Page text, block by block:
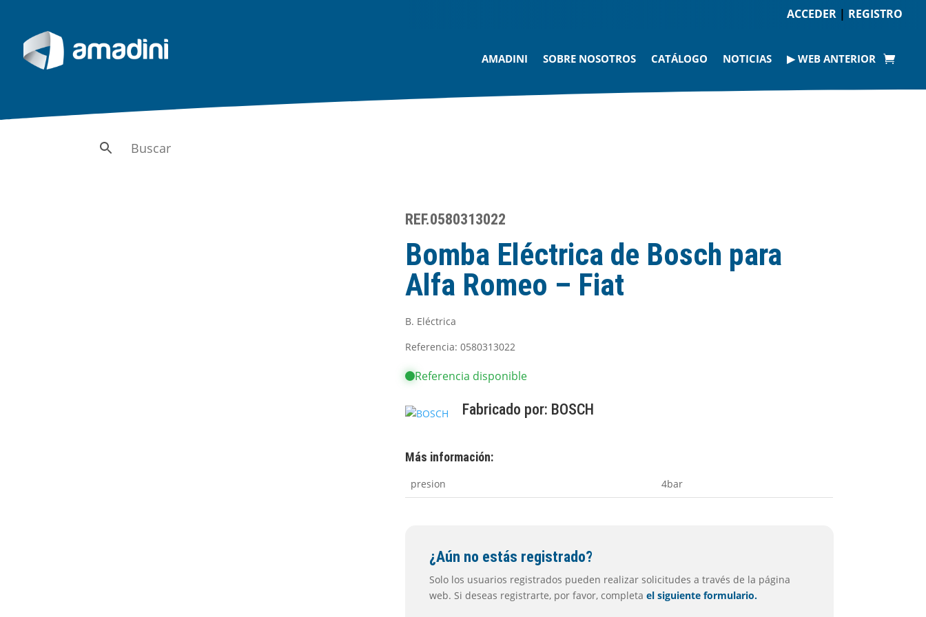
ACCEDER | REGISTRO
AMADINI SOBRE NOSOTROS CATÁLOGO NOTICIAS ▶ WEB ANTERIOR
REF.0580313022
Bomba Eléctrica de Bosch para
Alfa Romeo – Fiat
B. Eléctrica
Referencia: 0580313022
Referencia disponible
Fabricado por: BOSCH
Más información:
presion 4bar
¿Aún no estás registrado?
Solo los usuarios registrados pueden realizar solicitudes a través de la página
web. Si deseas registrarte, por favor, completael siguiente formulario.